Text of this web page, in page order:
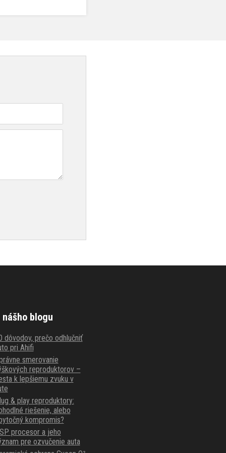
nášho blogu
dôvodov, prečo odhlučniť
pri Ahifi
smerovanie
reproduktorov –
k lepšiemu zvuku v
& play reproduktory:
riešenie, alebo
kompromis?
procesor a jeho
pre ozvučenie auta